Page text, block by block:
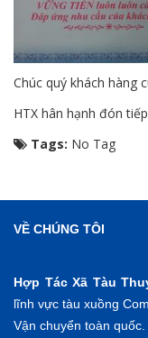
Chúc quý khách hàng
HTX hân hạnh đón tiếp
Tags: No Tag
VỀ CHÚNG TÔI
Hợp Tác Xã Tàu
lĩnh vực tàu xuồng
Vận chuyển toàn quốc.